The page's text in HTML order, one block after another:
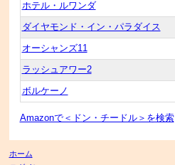
ホテル・ルワンダ
ダイヤモンド・イン・パラダイス
オーシャンズ11
ラッシュアワー2
ボルケーノ
Amazonで＜ドン・チードル＞を検索
ホーム